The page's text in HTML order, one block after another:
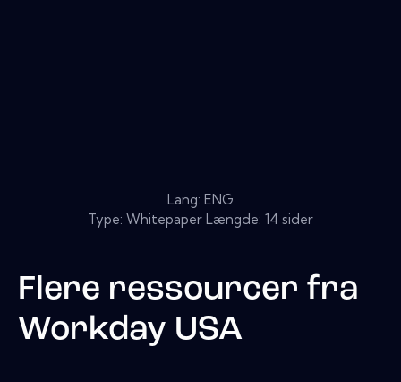
Lang: ENG
Type: Whitepaper Længde: 14 sider
Flere ressourcer fra
Workday USA